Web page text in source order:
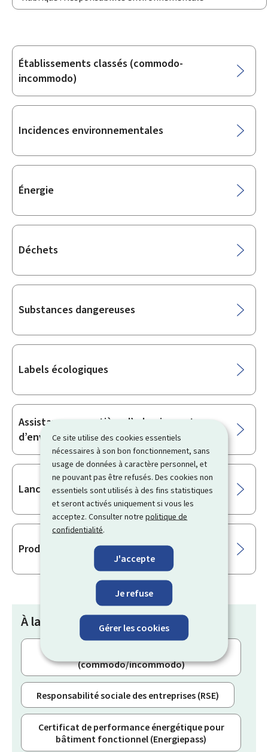
Ce site utilise des cookies essentiels
nécessaires à son bon fonctionnement, sans
usage de données à caractère personnel, et
ne pouvant pas être refusés. Des cookies non
essentiels sont utilisés à des fins statistiques
et seront activés uniquement si vous les
acceptez. Consulter notrepolitique de
confidentialité.
J'accepte
Je refuse
Gérer les cookies
Sous-
rubriques
Établissements classés (commodo-
incommodo)
Incidences environnementales
Énergie
Déchets
Substances dangereuses
Labels écologiques
Assistance en matière d’urbanisme et
d’environnement
Lanceurs d’alerte
Produits de technologie "zéro net"
À la une
(commodo/incommodo)
Responsabilité sociale des entreprises (RSE)
Certificat de performance énergétique pour
bâtiment fonctionnel (Energiepass)